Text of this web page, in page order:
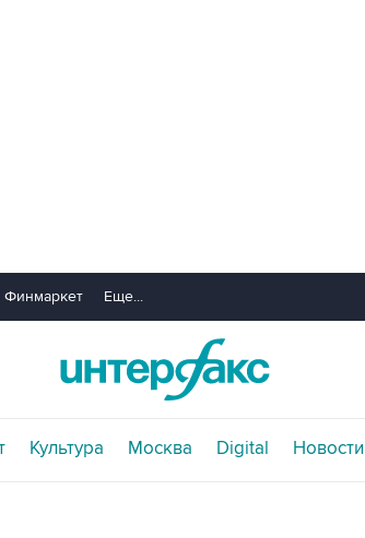
Финмаркет Еще...
Культура Москва Digital Новости